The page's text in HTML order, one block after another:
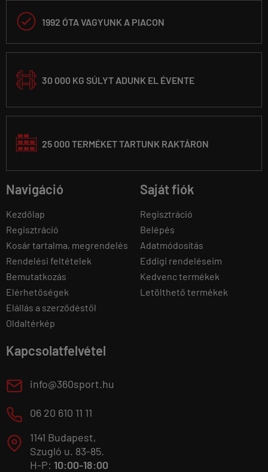
 1992 ÓTA VAGYUNK A PIACON
30 000 KG SÚLYT ADUNK EL ÉVENTE
25 000 TERMÉKET TARTUNK RAKTÁRON
Navigáció
Kezdőlap
Regisztráció
Kosár tartalma, megrendelés
Rendelési feltételek
Bemutatkozás
Elérhetőségek
Elállás a szerződéstől
Oldaltérkép
Saját fiók
Regisztráció
Belépés
Adatmódosítás
Eddigi rendeléseim
Kedvenc termékek
Letölthető termékek
Kapcsolatfelvétel
E info@360sport.hu
M 06 20 610 11 11
T
1141 Budapest,
Szugló u. 83-85.
H-P: 10:00-18:00